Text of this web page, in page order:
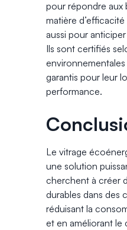
pour répondre aux
matière
aussi pour
Ils sont certifiés
garantis pour leur
performance.
Le vitrage
une solution
cherchent à créer
durables dans des
réduisant la
et en améliorant le